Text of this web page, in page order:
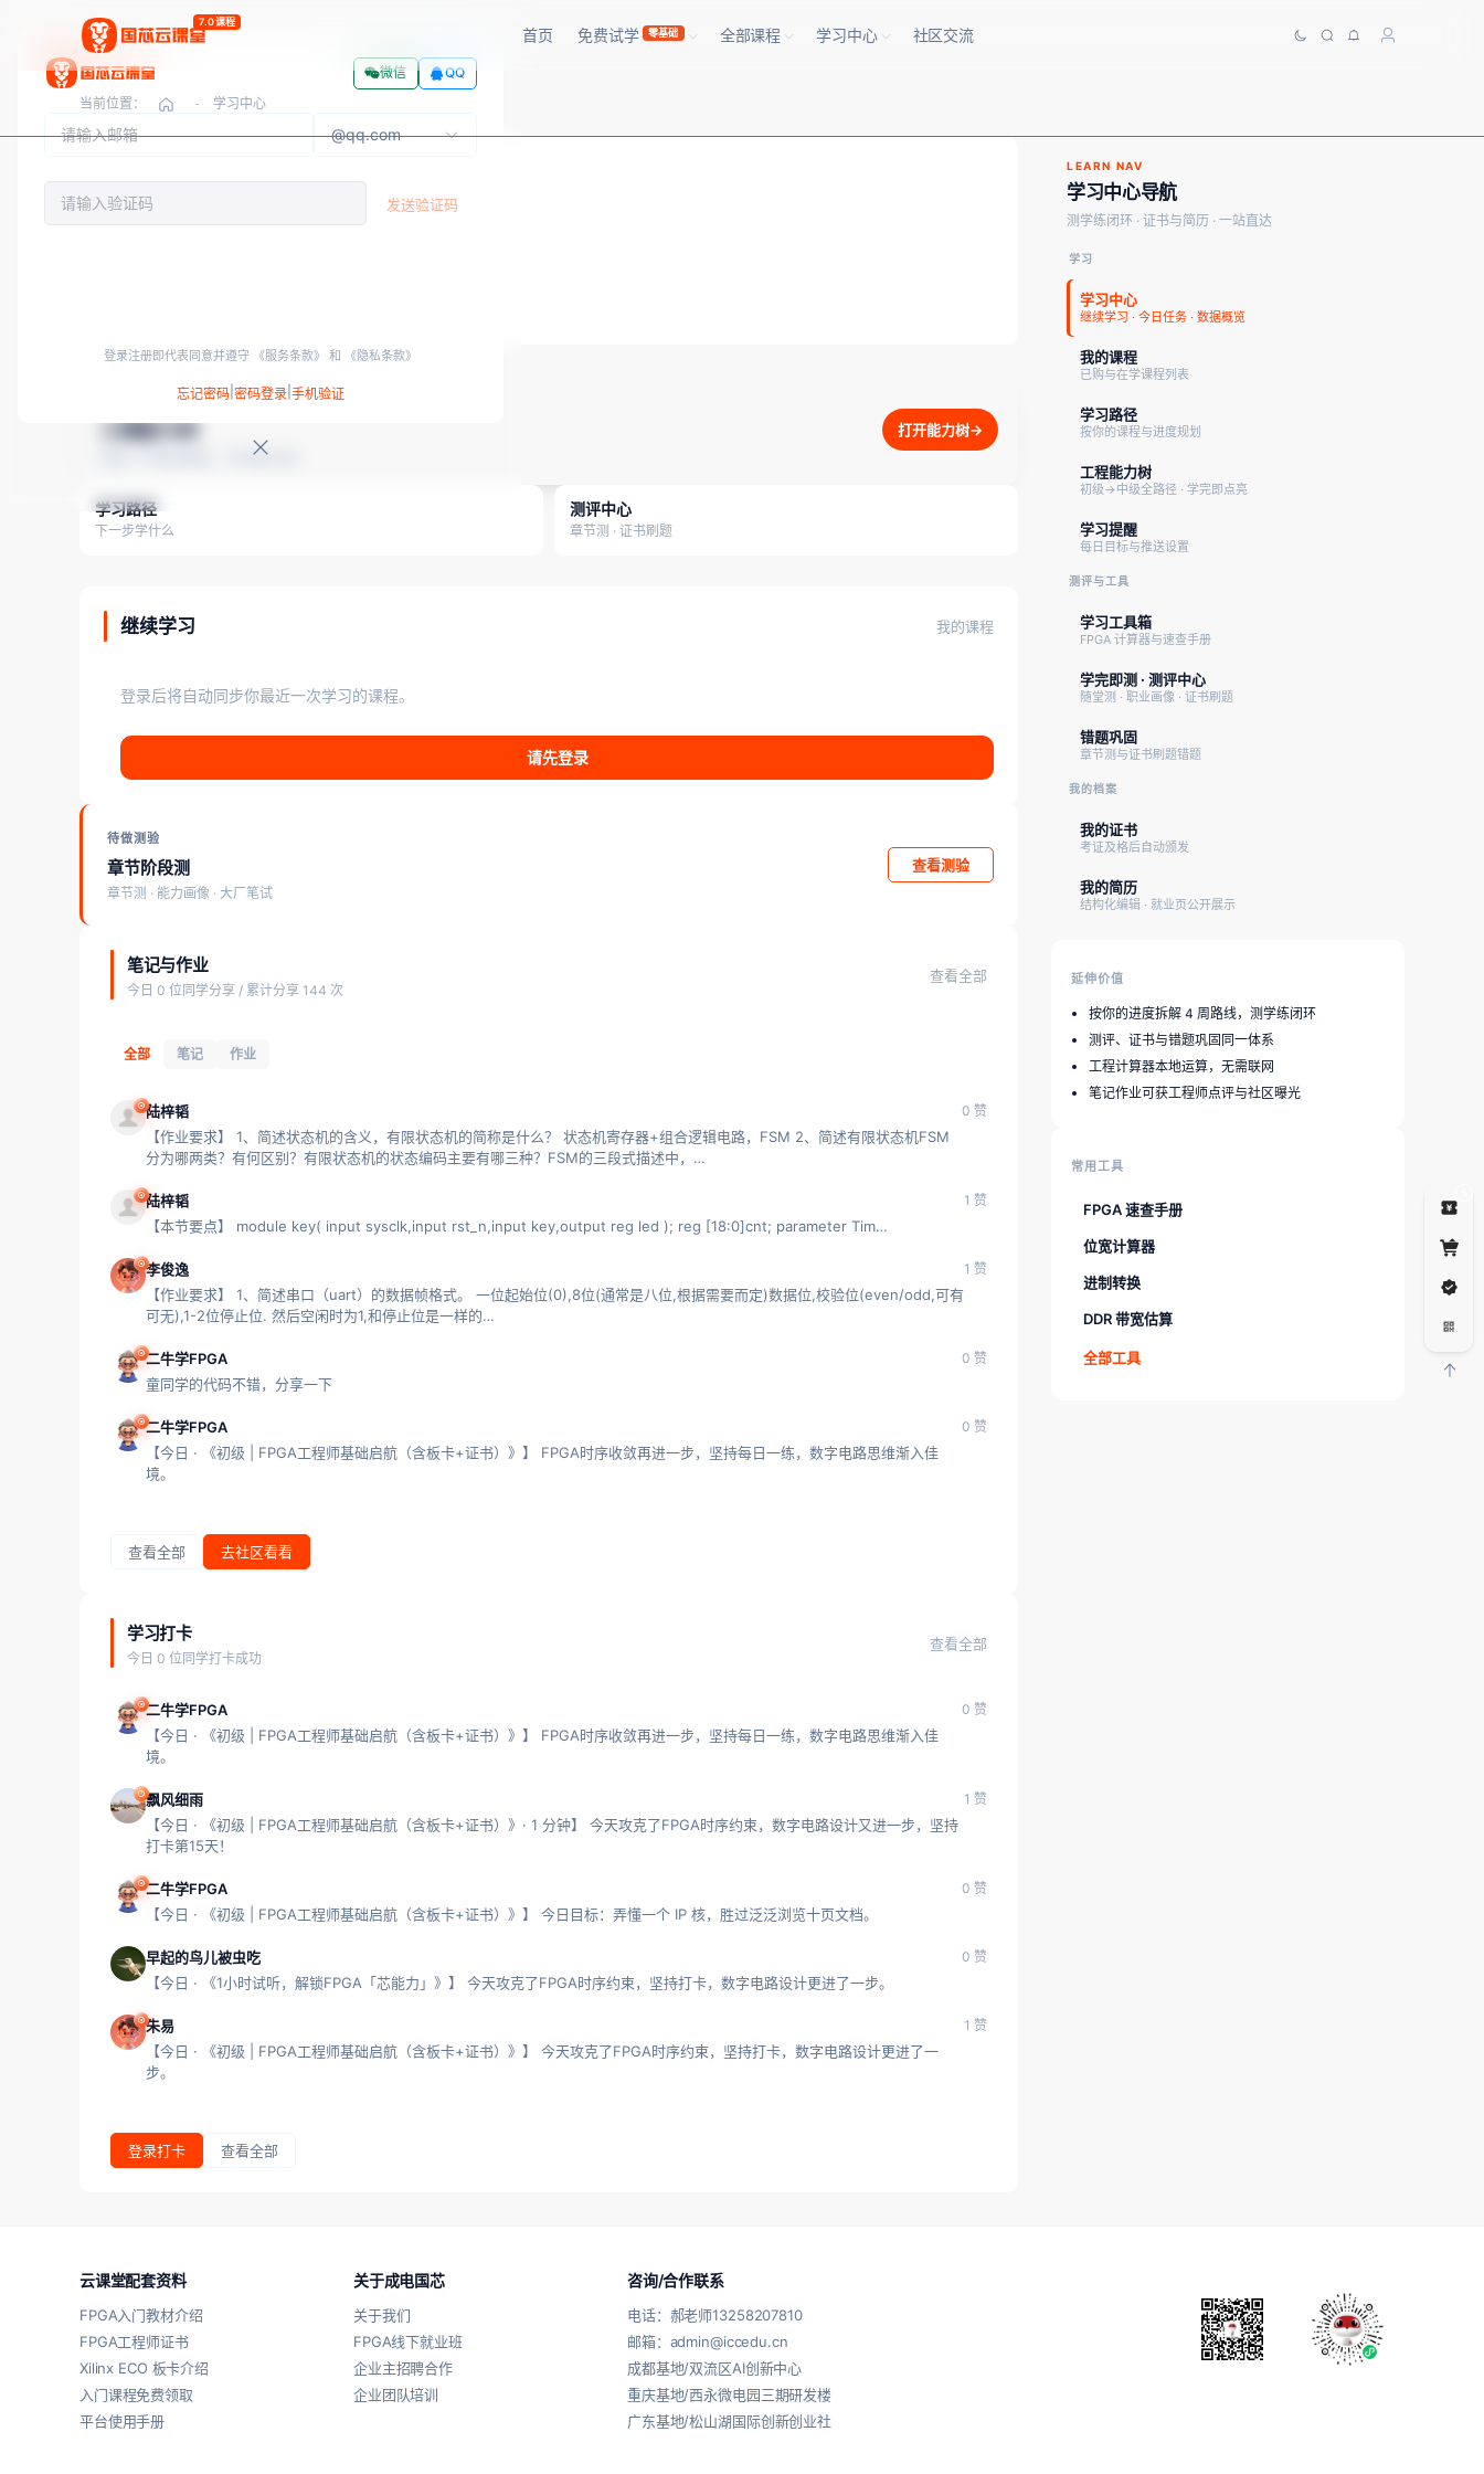
7.0课程
首页 免费试学 零基础 全部课程 学习中心 社区交流
当前位置： - 学习中心
LEARN
学习中心
工程能力树
初级→中级全路径 · 学完即点亮
打开能力树→
学习路径
下一步学什么
测评中心
章节测 · 证书刷题
继续学习 我的课程
登录后将自动同步你最近一次学习的课程。
请先登录
待做测验
章节阶段测
章节测 · 能力画像 · 大厂笔试
查看测验
笔记与作业
今日 0 位同学分享 / 累计分享 144 次
查看全部
全部 笔记 作业
陆梓韬
【作业要求】 1、简述状态机的含义，有限状态机的简称是什么？ 状态机寄存器+组合逻辑电路，FSM 2、简述有限状态机FSM
分为哪两类？有何区别？有限状态机的状态编码主要有哪三种？FSM的三段式描述中，…
0 赞
陆梓韬
【本节要点】 module key( input sysclk,input rst_n,input key,output reg led ); reg [18:0]cnt; parameter Tim…
1 赞
李俊逸
【作业要求】 1、简述串口（uart）的数据帧格式。 一位起始位(0),8位(通常是八位,根据需要而定)数据位,校验位(even/odd,可有
可无),1-2位停止位. 然后空闲时为1,和停止位是一样的…
1 赞
二牛学FPGA
童同学的代码不错，分享一下
0 赞
二牛学FPGA
【今日 · 《初级 | FPGA工程师基础启航（含板卡+证书）》】 FPGA时序收敛再进一步，坚持每日一练，数字电路思维渐入佳
境。
0 赞
查看全部 去社区看看
学习打卡
今日 0 位同学打卡成功
查看全部
二牛学FPGA
【今日 · 《初级 | FPGA工程师基础启航（含板卡+证书）》】 FPGA时序收敛再进一步，坚持每日一练，数字电路思维渐入佳
境。
0 赞
飘风细雨
【今日 · 《初级 | FPGA工程师基础启航（含板卡+证书）》· 1 分钟】 今天攻克了FPGA时序约束，数字电路设计又进一步，坚持
打卡第15天！
1 赞
二牛学FPGA
【今日 · 《初级 | FPGA工程师基础启航（含板卡+证书）》】 今日目标：弄懂一个 IP 核，胜过泛泛浏览十页文档。
0 赞
早起的鸟儿被虫吃
【今日 · 《1小时试听，解锁FPGA「芯能力」》】 今天攻克了FPGA时序约束，坚持打卡，数字电路设计更进了一步。
0 赞
朱易
【今日 · 《初级 | FPGA工程师基础启航（含板卡+证书）》】 今天攻克了FPGA时序约束，坚持打卡，数字电路设计更进了一
步。
1 赞
登录打卡 查看全部
LEARN NAV
学习中心导航
测学练闭环 · 证书与简历 · 一站直达
学习
学习中心
继续学习 · 今日任务 · 数据概览
我的课程
已购与在学课程列表
学习路径
按你的课程与进度规划
工程能力树
初级→中级全路径 · 学完即点亮
学习提醒
每日目标与推送设置
测评与工具
学习工具箱
FPGA 计算器与速查手册
学完即测 · 测评中心
随堂测 · 职业画像 · 证书刷题
错题巩固
章节测与证书刷题错题
我的档案
我的证书
考证及格后自动颁发
我的简历
结构化编辑 · 就业页公开展示
延伸价值
按你的进度拆解 4 周路线，测学练闭环
测评、证书与错题巩固同一体系
工程计算器本地运算，无需联网
笔记作业可获工程师点评与社区曝光
常用工具
FPGA 速查手册
位宽计算器
进制转换
DDR 带宽估算
全部工具
微信 QQ
@qq.com
发送验证码
登录注册即代表同意并遵守 《服务条款》 和 《隐私条款》
忘记密码 密码登录 手机验证
云课堂配套资料
FPGA入门教材介绍
FPGA工程师证书
Xilinx ECO 板卡介绍
入门课程免费领取
平台使用手册
关于成电国芯
关于我们
FPGA线下就业班
企业主招聘合作
企业团队培训
咨询/合作联系
电话：郝老师13258207810
邮箱：admin@iccedu.cn
成都基地/双流区AI创新中心
重庆基地/西永微电园三期研发楼
广东基地/松山湖国际创新创业社